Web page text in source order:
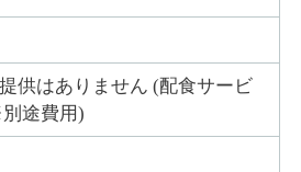
供はありません (配食サービ
途費用)